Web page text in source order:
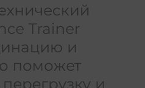
Trainer
и
поможет
и